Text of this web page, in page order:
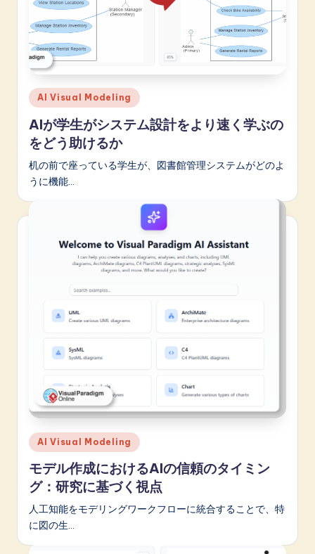
&
S
f
t
w
a
r
e
o
Posted
AI Visual Modeling
AIが学生がシステム設計をより速く学ぶの
をどう助けるか
机の前で座っている学生が、図書館管理システムがどのよ
うに機能…
Posted
in
AI Visual Modeling
モデル作成におけるAIの信頼のタイミン
グ：研究に基づく視点
人工知能をモデリングワークフローに統合することで、特
に図の生…